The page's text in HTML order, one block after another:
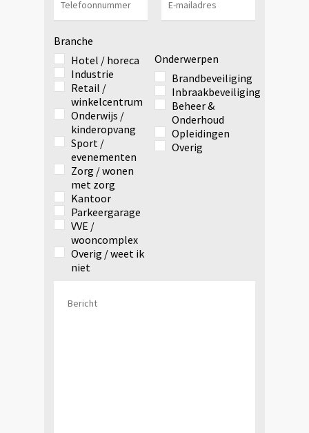
Branche
Hotel / horeca
Industrie
Retail /
winkelcentrum
Onderwijs /
kinderopvang
Sport /
evenementen
Zorg / wonen
met zorg
Kantoor
Parkeergarage
VVE /
wooncomplex
Overig / weet ik
niet
Onderwerpen
Brandbeveiliging
Inbraakbeveiliging
Beheer &
Onderhoud
Opleidingen
Overig